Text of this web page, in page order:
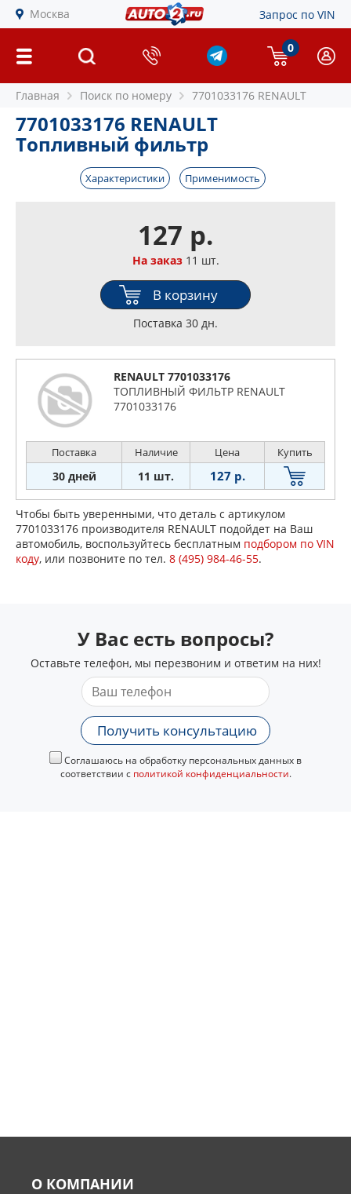
Москва Запрос по VIN
0
Главная Поиск по номеру 7701033176 RENAULT
7701033176 RENAULT
Топливный фильтр
Характеристики Применимость
127 р.
На заказ11 шт.
В корзину
Поставка 30 дн.
RENAULT 7701033176
ТОПЛИВНЫЙ ФИЛЬТР RENAULT
7701033176
Поставка Наличие Цена Купить
30 дней 11 шт. 127 р.
Чтобы быть уверенными, что деталь с артикулом
7701033176 производителя RENAULT подойдет на Ваш
автомобиль, воспользуйтесь бесплатным подбором по VIN
коду, или позвоните по тел. 8 (495) 984-46-55.
У Вас есть вопросы?
Оставьте телефон, мы перезвоним и ответим на них!
Получить консультацию
Соглашаюсь на обработку персональных данных в
соответствии с политикой конфиденциальности.
О КОМПАНИИ